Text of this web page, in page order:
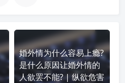
婚外情为什么容易上瘾?
是什么原因让婚外情的
人欲罢不能? | 纵欲危害